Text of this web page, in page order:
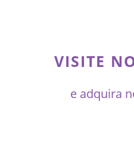
VISITE
e adquira